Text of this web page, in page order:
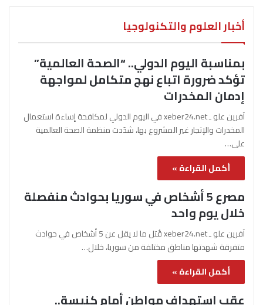
أخبار العلوم والتكنولوجيا
بمناسبة اليوم الدولي.. “الصحة العالمية”
تؤكد ضرورة اتباع نهج متكامل لمواجهة
إدمان المخدرات
آفرين علو ـ xeber24.net في اليوم الدولي لمكافحة إساءة استعمال
المخدرات والإتجار غير المشروع بها، شدّدت منظمة الصحة العالمية
على…
أكمل القراءة »
مصرع 5 أشخاص في سوريا بحوادث منفصلة
خلال يوم واحد
آفرين علو ـ xeber24.net قُتل ما لا يقل عن 5 أشخاص في حوادث
متفرقة شهدتها مناطق مختلفة من سوريا، خلال…
أكمل القراءة »
عقب استهداف مواطن أمام كنيسة..